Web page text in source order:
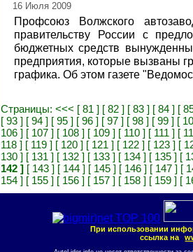
16 Июля 2009
Профсоюз Волжского
правительству России с
бюджетных средств
предприятия, которые вызваны
графика. Об этом газете
Страницы: <<< [ 81 ] [ 82 ] [ 83 ] [ 84 ] [
[ 93 ] [ 94 ] [ 95 ] [ 96 ] [ 97 ] [ 98 ] [ 99 ] [
106 ] [ 107 ] [ 108 ] [ 109 ] [ 110 ] [ 111 ] [
118 ] [ 119 ] [ 120 ] [ 121 ] [ 122 ] [ 123 ] [
130 ] [ 131 ] [ 132 ] [ 133 ] [ 134 ] [ 135 ] [
142 ] [ 143 ] [ 144 ] [ 145 ] [ 146 ] [ 147 ] [
154 ] [ 155 ] [ 156 ] [ 157 ] [ 158 ] [ 159 ] [
При использовании
ссылка на